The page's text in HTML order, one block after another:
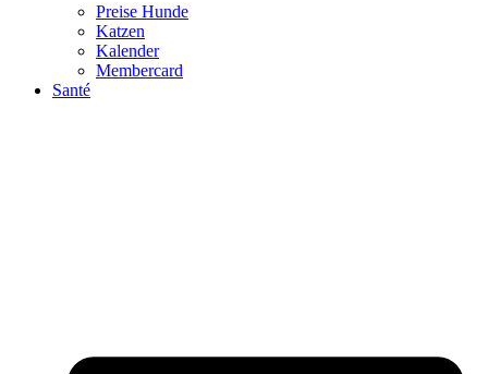
Preise Hunde
Katzen
Kalender
Membercard
Santé